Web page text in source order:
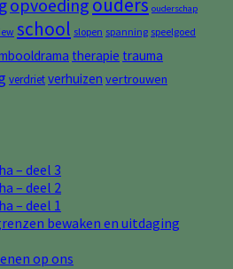
opvoeding ouderschap
school slopen spanning speelgoed
therapie trauma
verdrietverhuizen vertrouwen
– deel 3
– deel 2
– deel 1
bewaken en uitdaging
op ons